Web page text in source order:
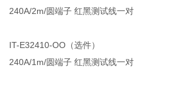
240A/2m/圆端子 红黑测试线一对
IT-E32410-OO（选件）
240A/1m/圆端子 红黑测试线一对